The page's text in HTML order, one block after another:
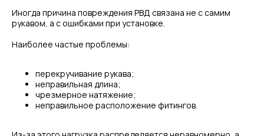
Иногда причина повреждения РВД связана не с самим
рукавом, а с ошибками при установке.
Наиболее частые проблемы:
перекручивание рукава;
неправильная длина;
чрезмерное натяжение;
неправильное расположение фитингов.